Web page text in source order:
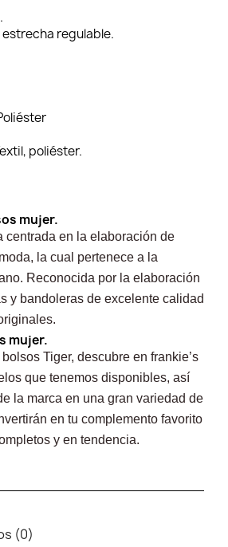
regulable.
poliéster.
mujer.
centrada en la elaboración de
la cual pertenece a la
Reconocida por la elaboración
y bandoleras de excelente calidad
mujer.
Tiger, descubre en frankie’s
que tenemos disponibles, así
la marca en una gran variedad de
en tu complemento favorito
y en tendencia.
(0)